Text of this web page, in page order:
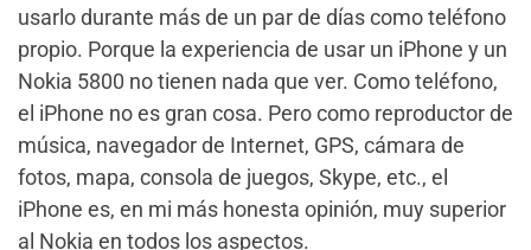
usarlo durante más de un par de días como teléfono
propio. Porque la experiencia de usar un iPhone y un
Nokia 5800 no tienen nada que ver. Como teléfono,
el iPhone no es gran cosa. Pero como reproductor de
música, navegador de Internet, GPS, cámara de
fotos, mapa, consola de juegos, Skype, etc., el
iPhone es, en mi más honesta opinión, muy superior
al Nokia en todos los aspectos.